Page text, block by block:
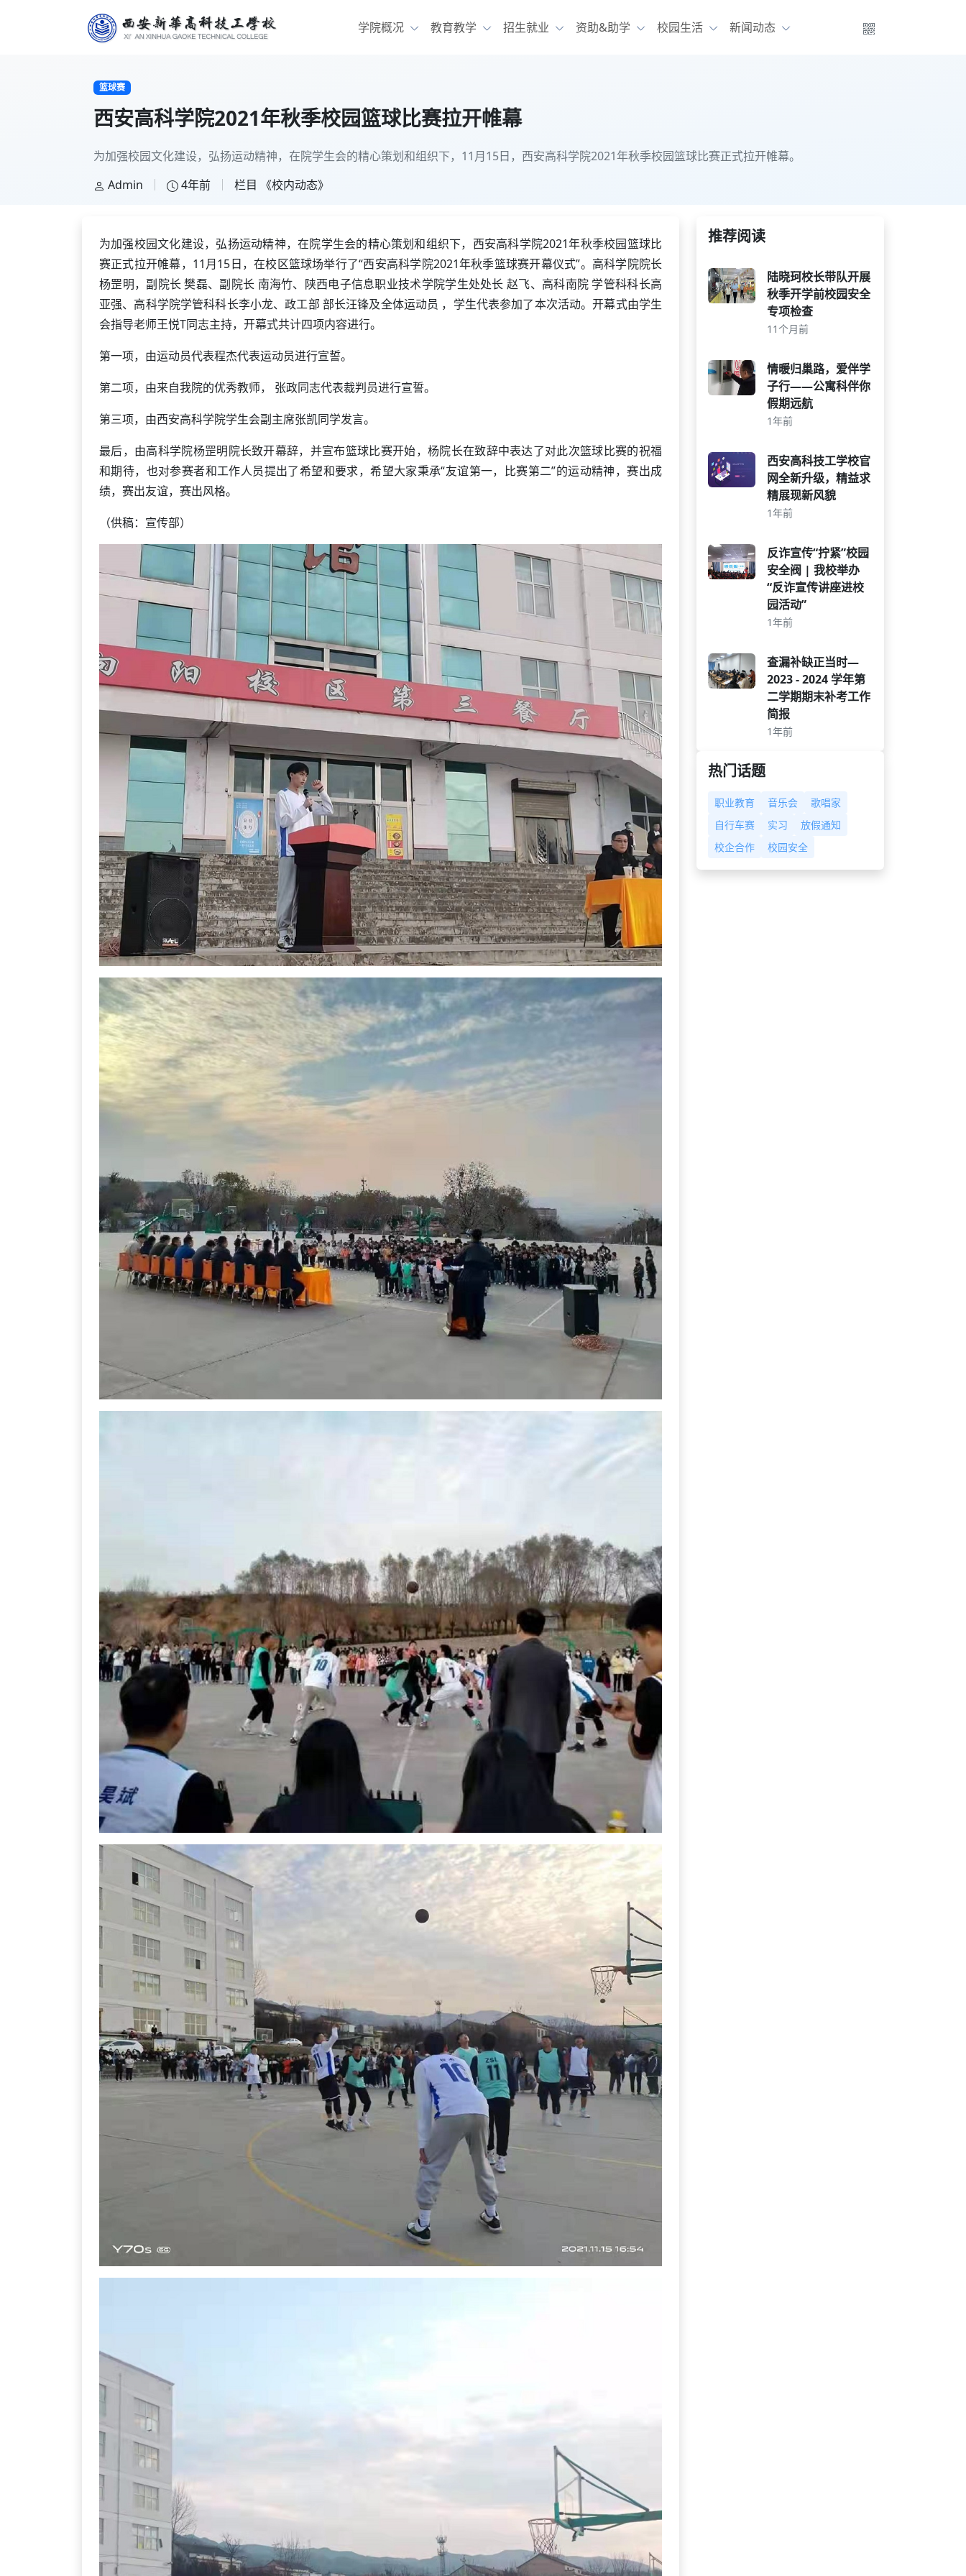
学院概况 教育教学 招生就业 资助&助学 校园生活 新闻动态
篮球赛
西安高科学院2021年秋季校园篮球比赛拉开帷幕
为加强校园文化建设，弘扬运动精神，在院学生会的精心策划和组织下，11月15日，西安高科学院2021年秋季校园篮球比赛正式拉开帷幕。
Admin
4年前 栏目 《校内动态》
为加强校园文化建设，弘扬运动精神，在院学生会的精心策划和组织下，西安高科学院2021年秋季校园篮球比
赛正式拉开帷幕，11月15日，在校区篮球场举行了“西安高科学院2021年秋季篮球赛开幕仪式”。高科学院院长
杨罡明，副院长 樊磊、副院长 南海竹、陕西电子信息职业技术学院学生处处长 赵飞、高科南院 学管科科长高
亚强、高科学院学管科科长李小龙、政工部 部长汪锋及全体运动员 ，学生代表参加了本次活动。开幕式由学生
会指导老师王悦T同志主持，开幕式共计四项内容进行。
第一项，由运动员代表程杰代表运动员进行宣誓。
第二项，由来自我院的优秀教师， 张政同志代表裁判员进行宣誓。
第三项，由西安高科学院学生会副主席张凯同学发言。
最后，由高科学院杨罡明院长致开幕辞，并宣布篮球比赛开始，杨院长在致辞中表达了对此次篮球比赛的祝福
和期待，也对参赛者和工作人员提出了希望和要求，希望大家秉承“友谊第一，比赛第二”的运动精神，赛出成
绩，赛出友谊，赛出风格。
（供稿：宣传部）
推荐阅读
陆晓珂校长带队开展
秋季开学前校园安全
专项检查
11个月前
情暖归巢路，爱伴学
子行——公寓科伴你
假期远航
1年前
西安高科技工学校官
网全新升级，精益求
精展现新风貌
1年前
反诈宣传“拧紧”校园
安全阀 | 我校举办
“反诈宣传讲座进校
园活动”
1年前
查漏补缺正当时—
2023 - 2024 学年第
二学期期末补考工作
简报
1年前
热门话题
职业教育 音乐会
歌唱家
自行车赛
实习
放假通知
校企合作
校园安全